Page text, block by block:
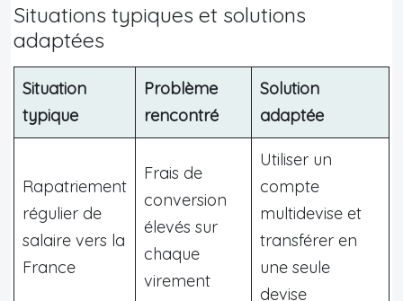
Situations typiques et solutions
adaptées
Situation
typique
Problème
rencontré
Solution
adaptée
Rapatriement
régulier de
salaire vers la
France
Frais de
conversion
élevés sur
chaque
virement
Utiliser un
compte
multidevise et
transférer en
une seule
devise